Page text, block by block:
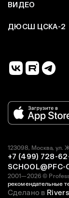
ВИДЕО
ДЮСШ ЦСКА-2
2001—2026 ©
рекомендательные
123098, Москва, ул.
+7 (499) 728-
SCHOOL@PFC-
Сделано в